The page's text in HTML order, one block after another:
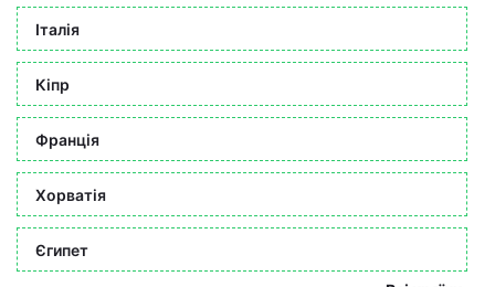
Італія
Кіпр
Франція
Хорватія
Єгипет